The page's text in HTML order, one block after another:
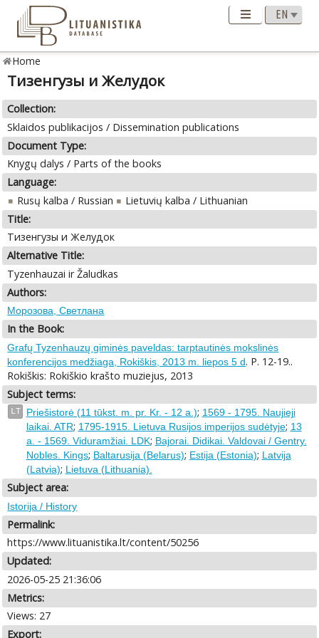
Home
Тизенгузы и Желудок
Collection:
Sklaidos publikacijos / Dissemination publications
Document Type:
Knygų dalys / Parts of the books
Language:
Rusų kalba / Russian
Lietuvių kalba / Lithuanian
Title:
Тизенгузы и Желудок
Alternative Title:
Tyzenhauzai ir Žaludkas
Authors:
Морозова, Светлана
In the Book:
Grafų Tyzenhauzų giminės paveldas: tarptautinės mokslinės
konferencijos medžiaga, Rokiškis, 2013 m. liepos 5 d. P. 12-19..
Rokiškis: Rokiškio krašto muziejus, 2013
Subject terms:
LT Priešistorė (11 tūkst. m. pr. Kr. - 12 a.); 1569 - 1795. Naujieji
laikai. ATR; 1795-1915. Lietuva Rusijos imperijos sudėtyje; 13
a. - 1569. Viduramžiai. LDK; Bajorai. Didikai. Valdovai / Gentry.
Nobles. Kings; Baltarusija (Belarus); Estija (Estonia); Latvija
(Latvia); Lietuva (Lithuania).
Subject area:
Istorija / History
Permalink:
https://www.lituanistika.lt/content/50256
Updated:
2026-05-25 21:36:06
Metrics:
Views: 27
Export: